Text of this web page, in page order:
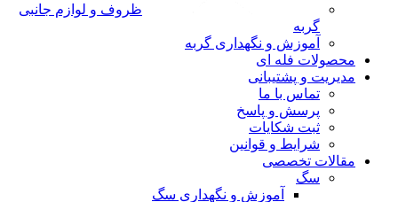
ظروف و لوازم جانبی
گربه
آموزش و نگهداری گربه
محصولات فله ای
مدیریت و پشتیبانی
تماس با ما
پرسش و پاسخ
ثبت شکایات
شرایط و قوانین
مقالات تخصصی
سگ
آموزش و نگهداری سگ